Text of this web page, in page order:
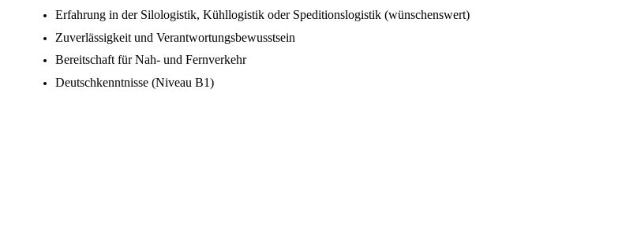
Erfahrung in der Silologistik, Kühllogistik oder Speditionslogistik (wünschenswert)
Zuverlässigkeit und Verantwortungsbewusstsein
Bereitschaft für Nah- und Fernverkehr
Deutschkenntnisse (Niveau B1)